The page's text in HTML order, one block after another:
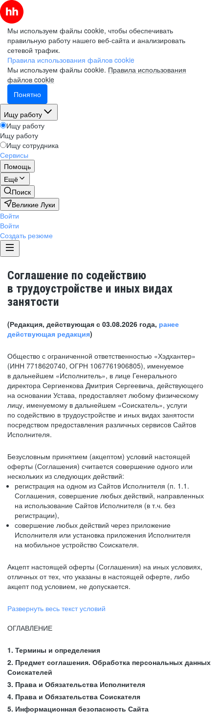
Мы используем файлы cookie, чтобы обеспечивать
правильную работу нашего веб-сайта и анализировать
сетевой трафик.
Правила использования файлов cookie
Мы используем файлы cookie. Правила использования
файлов cookie
Понятно
Ищу работу
Ищу работу
Ищу работу
Ищу сотрудника
Сервисы
Помощь
Ещё
Поиск
Великие Луки
Войти
Войти
Создать резюме
Соглашение по содействию
в трудоустройстве и иных видах
занятости
(Редакция, действующая с 03.08.2026 года, ранее
действующая редакция)
Общество с ограниченной ответственностью «Хэдхантер»
(ИНН 7718620740, ОГРН 1067761906805), именуемое
в дальнейшем «Исполнитель», в лице Генерального
директора Сергиенкова Дмитрия Сергеевича, действующего
на основании Устава, предоставляет любому физическому
лицу, именуемому в дальнейшем «Соискатель», услуги
по содействию в трудоустройстве и иных видах занятости
посредством предоставления различных сервисов Сайтов
Исполнителя.
Безусловным принятием (акцептом) условий настоящей
оферты (Соглашения) считается совершение одного или
нескольких из следующих действий:
регистрация на одном из Сайтов Исполнителя (п. 1.1.
Соглашения, совершение любых действий, направленных
на использование Сайтов Исполнителя (в т.ч. без
регистрации),
совершение любых действий через приложение
Исполнителя или установка приложения Исполнителя
на мобильное устройство Соискателя.
Акцепт настоящей оферты (Соглашения) на иных условиях,
отличных от тех, что указаны в настоящей оферте, либо
акцепт под условием, не допускается.
Развернуть весь текст условий
ОГЛАВЛЕНИЕ
1. Термины и определения
2. Предмет соглашения. Обработка персональных данных
Соискателей
3. Права и Обязательства Исполнителя
4. Права и Обязательства Соискателя
5. Информационная безопасность Сайта